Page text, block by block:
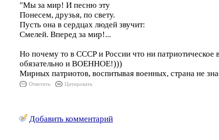
"Мы за мир! И песню эту
Понесем, друзья, по свету.
Пусть она в сердцах людей звучит:
Смелей. Вперед за мир!...
Но почему то в СССР и России что ни патриотическое
обязательно и ВОЕННОЕ!)))
Мирных патриотов, воспитывая военных, страна не
Ответить Цитировать
Добавить комментарий